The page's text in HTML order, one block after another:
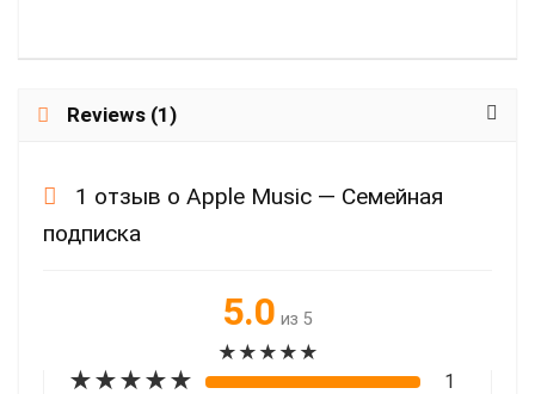
Reviews (1)
1 отзыв о Apple Music — Семейная
подписка
5.0 из 5
★ ★ ★ ★ ★
★★★★★ 1